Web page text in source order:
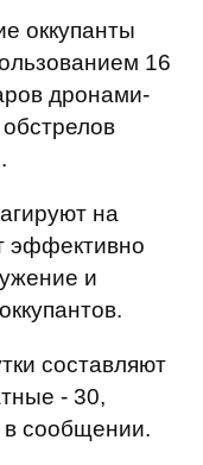
оккупанты
16
дронами-
на
эффективно
и
составляют
- 30,
в сообщении.